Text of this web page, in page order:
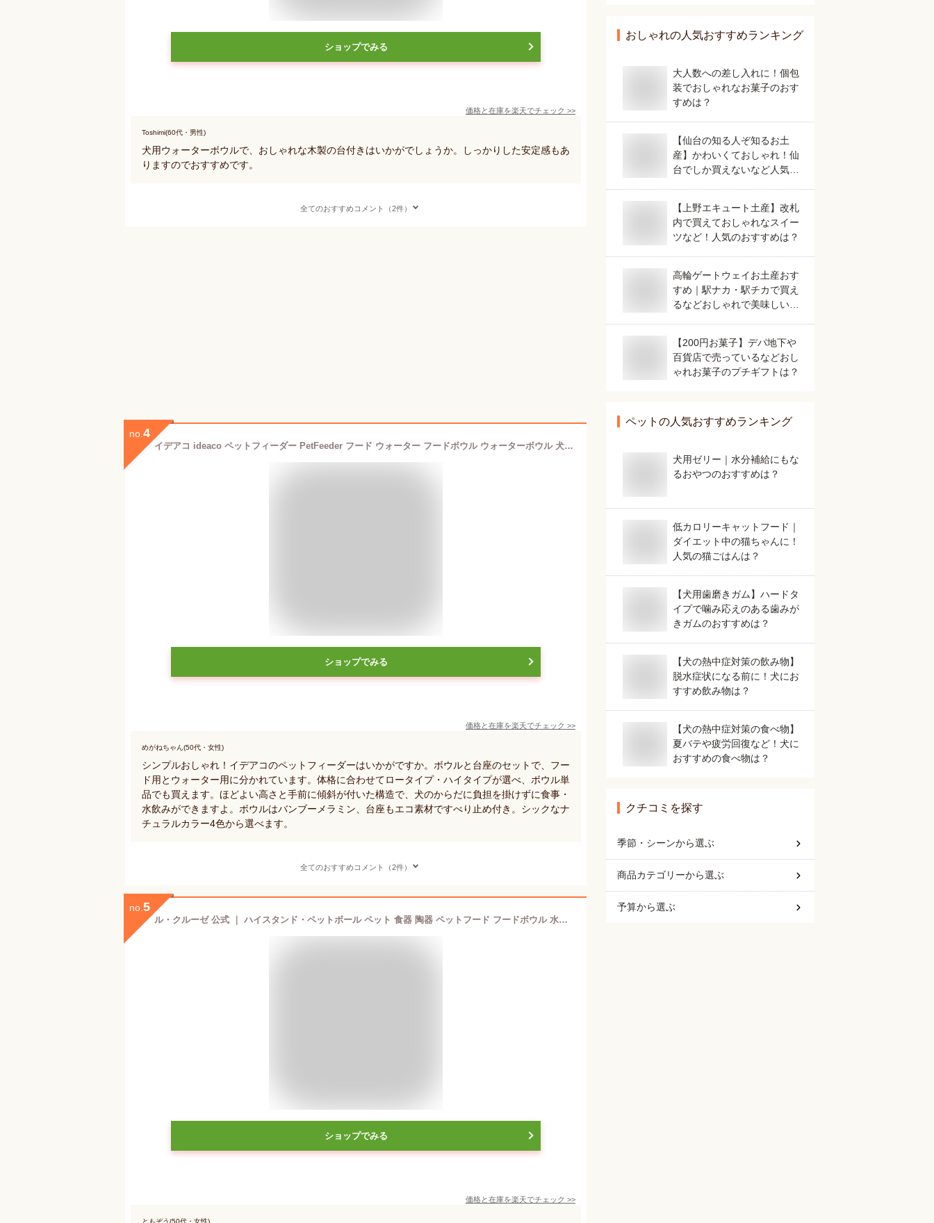
ショップでみる
価格と在庫を楽天でチェック >>
Toshimi(60代・男性)
犬用ウォーターボウルで、おしゃれな木製の台付きはいかがでしょうか。しっかりした安定感もあ
りますのでおすすめです。
全てのおすすめコメント（2件）
no. 4
イデアコ ideaco ペットフィーダー PetFeeder フード ウォーター フードボウル ウォーターボウル 犬 猫 餌 えさ ごはん いぬ ねこ ペット ドッグフード キャットフード おしゃれ フードトレイ お椀 えさ入れ 高さ 食洗機
ショップでみる
価格と在庫を楽天でチェック >>
めがねちゃん(50代・女性)
シンプルおしゃれ！イデアコのペットフィーダーはいかがですか。ボウルと台座のセットで、フー
ド用とウォーター用に分かれています。体格に合わせてロータイプ・ハイタイプが選べ、ボウル単
品でも買えます。ほどよい高さと手前に傾斜が付いた構造で、犬のからだに負担を掛けずに食事・
水飲みができますよ。ボウルはバンブーメラミン、台座もエコ素材ですべり止め付き。シックなナ
チュラルカラー4色から選べます。
全てのおすすめコメント（2件）
no. 5
ル・クルーゼ 公式 ｜ ハイスタンド・ペットボール ペット 食器 陶器 ペットフード フードボウル 水入れ 犬 猫 電子レンジ可 おしゃれ かわいい プレゼント ギフト 贈り物
ショップでみる
価格と在庫を楽天でチェック >>
ともぞう(50代・女性)
おしゃれの人気おすすめランキング
大人数への差し入れに！個包
装でおしゃれなお菓子のおす
すめは？
【仙台の知る人ぞ知るお土
産】かわいくておしゃれ！仙
台でしか買えないなど人気の
【上野エキュート土産】改札
内で買えておしゃれなスイー
ツなど！人気のおすすめは？
高輪ゲートウェイお土産おす
すめ｜駅ナカ・駅チカで買え
るなどおしゃれで美味しいも
【200円お菓子】デパ地下や
百貨店で売っているなどおし
ゃれお菓子のプチギフトは？
ペット の人気おすすめランキング
犬用ゼリー｜水分補給にもな
るおやつのおすすめは？
低カロリーキャットフード｜
ダイエット中の猫ちゃんに！
人気の猫ごはんは？
【犬用歯磨きガム】ハードタ
イプで噛み応えのある歯みが
きガムのおすすめは？
【犬の熱中症対策の飲み物】
脱水症状になる前に！犬にお
すすめ飲み物は？
【犬の熱中症対策の食べ物】
夏バテや疲労回復など！犬に
おすすめの食べ物は？
クチコミを探す
季節・シーンから選ぶ
商品カテゴリーから選ぶ
予算から選ぶ